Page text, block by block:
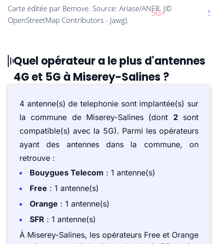
Quel opérateur a le plus d'antennes
4G et 5G à Miserey-Salines ?
4 antenne(s) de telephonie sont implantée(s) sur
la commune de Miserey-Salines (dont 2sont
compatible(s) avec la 5G). Parmi les opérateurs
ayant des antennes dans la commune, on
retrouve :
Bouygues Telecom : 1 antenne(s)
Free : 1 antenne(s)
Orange : 1 antenne(s)
SFR : 1 antenne(s)
À Miserey-Salines, les opérateurs Free et Orange